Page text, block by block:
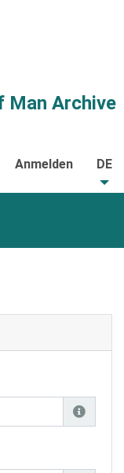
Man Archive
Anmelden DE